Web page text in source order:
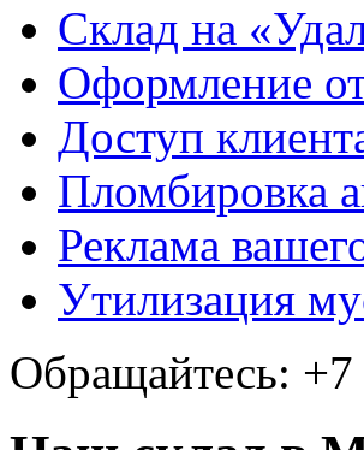
Склад на
Оформление
Доступ
Пломбировка
Реклама
Утилизация
Обращайтесь: